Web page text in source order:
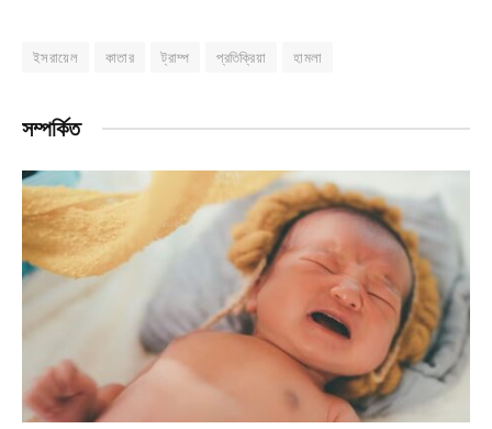
ইসরায়েল কাতার ট্রাম্প প্রতিক্রিয়া হামলা
সম্পর্কিত